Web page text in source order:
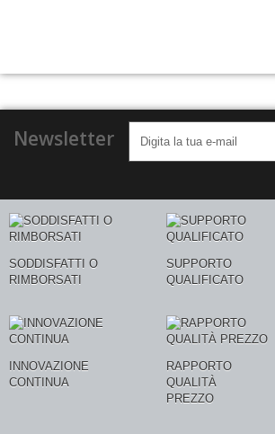
Newsletter
SODDISFATTI O
RIMBORSATI
SUPPORTO
QUALIFICATO
INNOVAZIONE
CONTINUA
RAPPORTO
QUALITÀ
PREZZO